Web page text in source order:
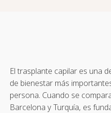
El trasplante capilar es una
de bienestar más
persona. Cuando se
Barcelona y Turquía, es